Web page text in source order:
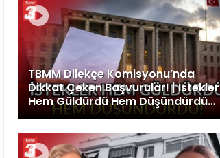
TBMM Dilekçe Komisyonu’nda
Dikkat Çeken Başvurular! | İstekler
Hem Güldürdü Hem Düşündürdü…